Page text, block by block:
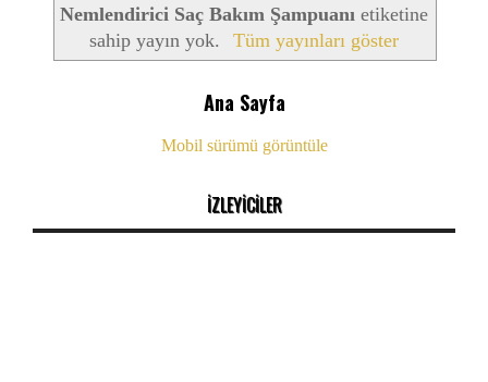
Nemlendirici Saç Bakım Şampuanı etiketine
sahip yayın yok.
Tüm yayınları göster
Ana Sayfa
Mobil sürümü görüntüle
İZLEYİCİLER